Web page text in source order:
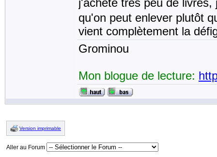
j'achète très peu de
qu'on peut enlever plutôt
vient complètement la
Grominou
Mon blogue de lecture:
Version imprimable
Aller au Forum